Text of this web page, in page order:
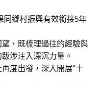
同鄉村振興有效銜接5年
，既梳理過往的經驗與
涉注入深沉力量。
度出發，深入開展“十